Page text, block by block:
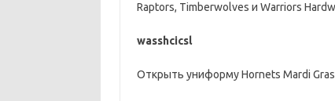
Raptors, Timberwolves и Warriors
wasshcicsl
Открыть униформу Hornets Mardi Gras